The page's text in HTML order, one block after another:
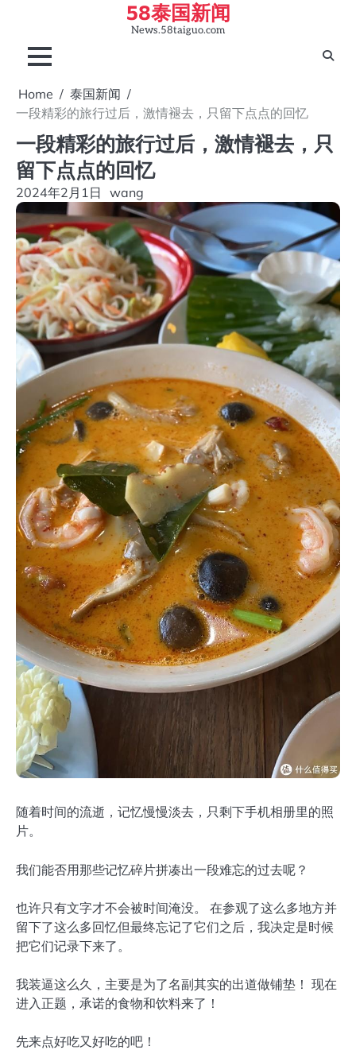
content
58泰国新闻
News.58taiguo.com
Home
泰国新闻
一段精彩的旅行过后，激情褪去，只留下点点的回忆
一段精彩的旅行过后，激情褪去，只
留下点点的回忆
2024年2月1日 wang
随着时间的流逝，记忆慢慢淡去，只剩下手机相册里的照
片。
我们能否用那些记忆碎片拼凑出一段难忘的过去呢？
也许只有文字才不会被时间淹没。 在参观了这么多地方并
留下了这么多回忆但最终忘记了它们之后，我决定是时候
把它们记录下来了。
我装逼这么久，主要是为了名副其实的出道做铺垫！ 现在
进入正题，承诺的食物和饮料来了！
先来点好吃又好吃的吧！